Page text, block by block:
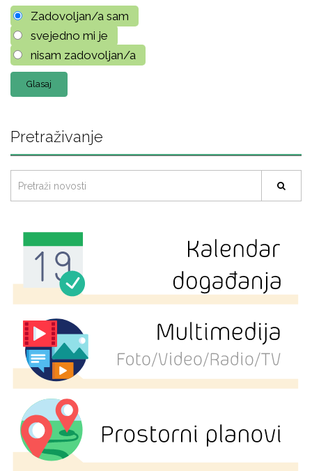
Zadovoljan/a sam
svejedno mi je
nisam zadovoljan/a
Pretraživanje